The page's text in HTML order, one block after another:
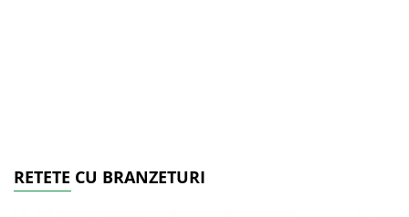
RETETE CU BRANZETURI